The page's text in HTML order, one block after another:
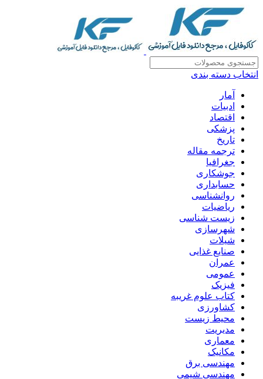
انتخاب دسته بندی
آمار
ادبیات
اقتصاد
پزشکی
تاریخ
ترجمه مقاله
جغرافیا
جوشکاری
حسابداری
روانشناسی
ریاضیات
زیست شناسی
شهرسازی
شیلات
صنایع غذایی
عمران
عمومی
فیزیک
کتاب علوم غریبه
کشاورزی
محیط زیست
مدیریت
معماری
مکانیک
مهندسی برق
مهندسی شیمی